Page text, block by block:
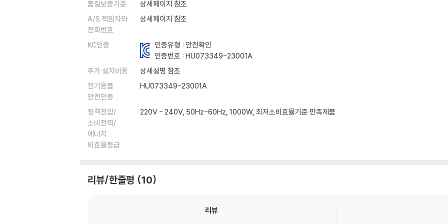
품질보증기준
상세페이지 참조
A/S 책임자와
전화번호
상세페이지 참조
KC인증
인증유형 : 안전확인
인증번호 :HU073349-23001A
추가 설치비용
상세설명 참조
전기용품
안전인증
HU073349-23001A
정격전압/
소비전력/
에너지
비효율등급
220V - 240V, 50Hz-60Hz, 1000W, 최저소비효율기준 만족제품
리뷰/한줄평 10
리뷰